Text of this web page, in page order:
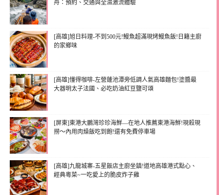
舟：預約、交通與全濕激流體驗
[高雄]旭日料理-不到500元!鰻魚超滿現烤鰻魚飯!日籍主廚
的家鄉味
[高雄]懂得咖啡-左營蓮池潭旁低調人氣高雄麵包!塗醬最
大器明太子法國、必吃奶油紅豆鹽可頌
[屏東]東港大鵬灣珍珍海鮮—在地人推薦東港海鮮!現殺現
撈～內用肉燥飯吃到飽!還有免費停車場
[高雄]九龍城寨-五星飯店主廚坐鎮!道地高雄港式點心、
經典粵菜~一吃愛上的脆皮炸子雞